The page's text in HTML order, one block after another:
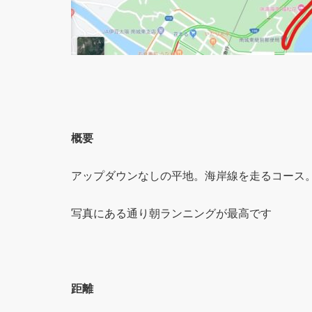
概要
アップダウンなしの平地。海岸線を走るコース
写真にある通り朝ランニングが最高です
距離